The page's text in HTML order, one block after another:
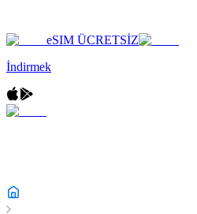
eSIM ÜCRETSİZ
İndirmek